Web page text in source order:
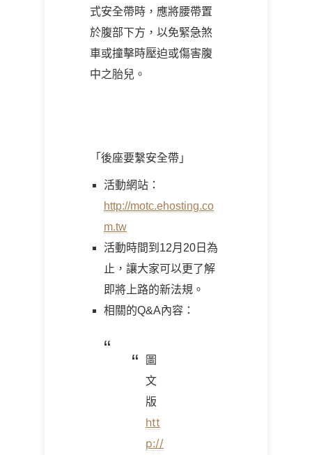
式安全帶時，應將腰帶置
於腹部下方，以免緊急煞
車或撞擊時壓迫或傷害腹
中之胎兒。
「後座要繫安全帶」
活動網站：
http://motc.ehosting.co
m.tw
活動時間到12月20日為
止，讓大家可以更了解
即將上路的新法規。
相關的Q&A內容：
圖
文
版
htt
p://